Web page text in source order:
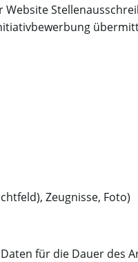
Zeugnisse, Foto)
für die Dauer des